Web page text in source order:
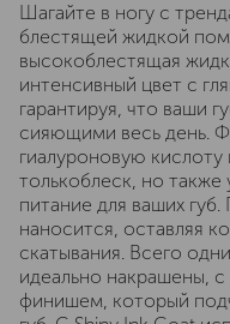
Шагайте в ногу с
блестящей жидкой
высокоблестящая
интенсивный цвет с
гарантируя, что ваши
сияющими весь день.
гиалуроновую
толькоблеск, но также
питание для ваших губ.
наносится, оставляя
скатывания. Всего
идеально накрашены,
финишем, который